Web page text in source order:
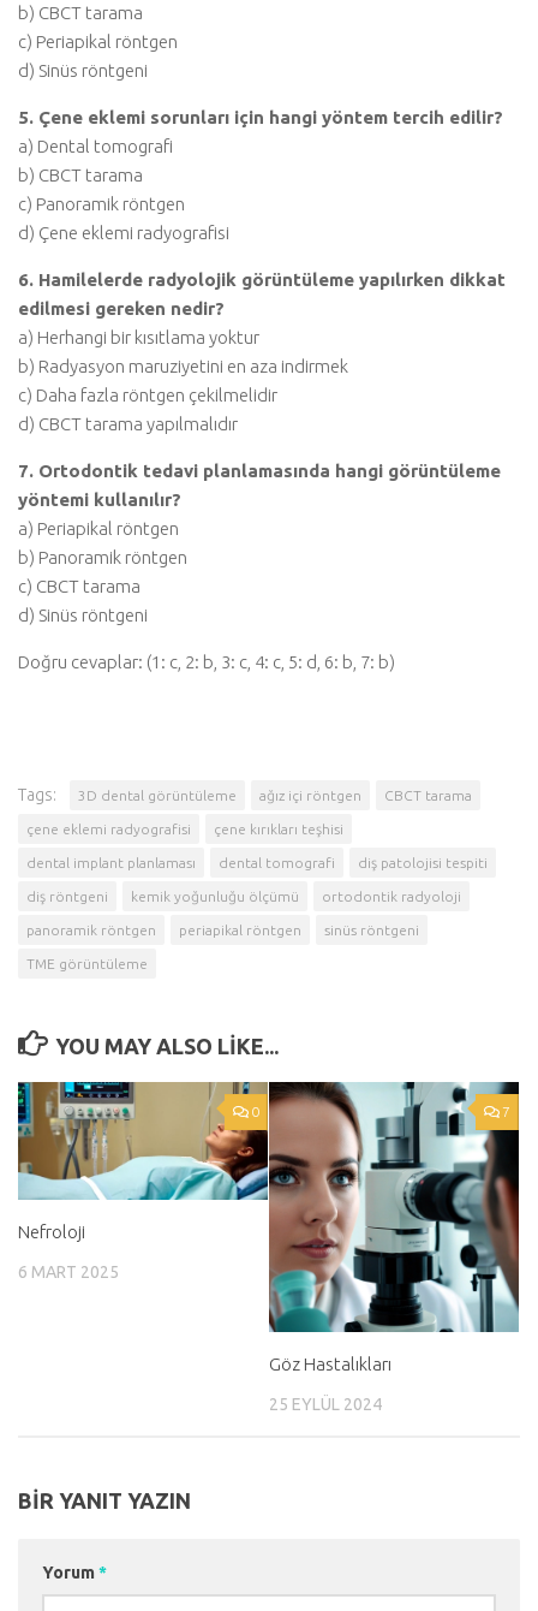
b) CBCT tarama
c) Periapikal röntgen
d) Sinüs röntgeni
5. Çene eklemi sorunları için hangi yöntem tercih edilir?
a) Dental tomografi
b) CBCT tarama
c) Panoramik röntgen
d) Çene eklemi radyografisi
6. Hamilelerde radyolojik görüntüleme yapılırken dikkat
edilmesi gereken nedir?
a) Herhangi bir kısıtlama yoktur
b) Radyasyon maruziyetini en aza indirmek
c) Daha fazla röntgen çekilmelidir
d) CBCT tarama yapılmalıdır
7. Ortodontik tedavi planlamasında hangi görüntüleme
yöntemi kullanılır?
a) Periapikal röntgen
b) Panoramik röntgen
c) CBCT tarama
d) Sinüs röntgeni
Doğru cevaplar: (1: c, 2: b, 3: c, 4: c, 5: d, 6: b, 7: b)
Tags: 3D dental görüntüleme ağız içi röntgen CBCT tarama
çene eklemi radyografisi çene kırıkları teşhisi
dental implant planlaması dental tomografi diş patolojisi tespiti
diş röntgeni kemik yoğunluğu ölçümü ortodontik radyoloji
panoramik röntgen periapikal röntgen sinüs röntgeni
TME görüntüleme
YOU MAY ALSO LIKE...
0
Nefroloji
6 MART 2025
7
Göz Hastalıkları
25 EYLÜL 2024
BIR YANIT YAZIN
Yorum *